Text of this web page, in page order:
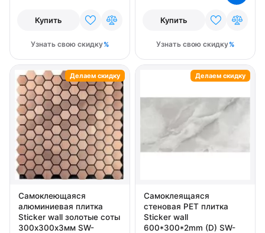
Купить
Узнать свою скидку
Купить
Узнать свою скидку
Самоклеющаяся
алюминиевая плитка
Sticker wall золотые соты
300х300х3мм SW-
Делаем скидку
Самоклеящаяся
стеновая PET плитка
Sticker wall
600*300*2mm (D) SW-
Делаем скидку